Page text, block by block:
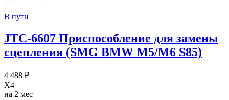
В пути
JTC-6607 Приспособление для замены
сцепления (SMG BMW M5/M6 S85)
4 488 ₽
X4
на 2 мес